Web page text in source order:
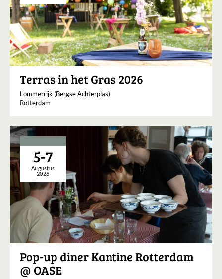
Terras in het Gras 2026
Lommerrijk (Bergse Achterplas)
Rotterdam
5-7
Augustus
2026
Pop-up diner Kantine Rotterdam
@ OASE